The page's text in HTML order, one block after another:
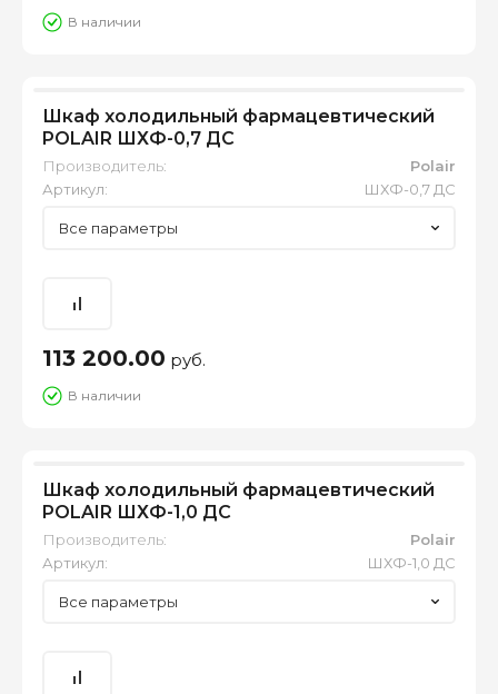
В наличии
Шкаф холодильный фармацевтический
POLAIR ШХФ-0,7 ДС
Производитель:
Polair
Артикул:
ШХФ-0,7 ДС
Все параметры
113 200.00 руб.
В наличии
Шкаф холодильный фармацевтический
POLAIR ШХФ-1,0 ДС
Производитель:
Polair
Артикул:
ШХФ-1,0 ДС
Все параметры